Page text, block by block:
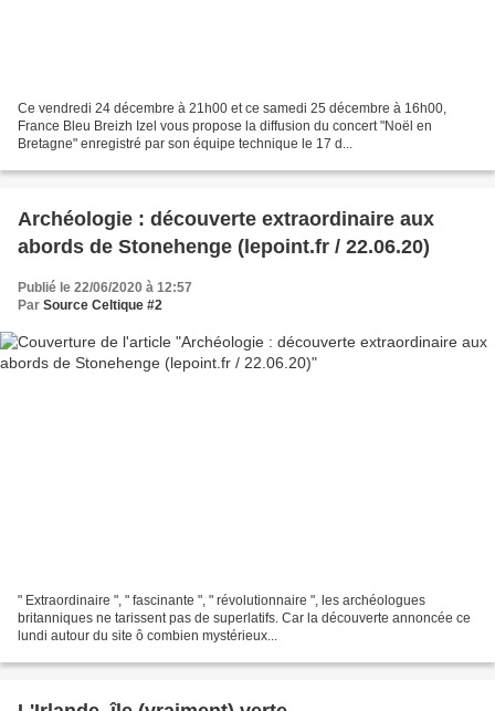
Ce vendredi 24 décembre à 21h00 et ce samedi 25 décembre à 16h00,
France Bleu Breizh Izel vous propose la diffusion du concert "Noël en
Bretagne" enregistré par son équipe technique le 17 d...
Archéologie : découverte extraordinaire aux
abords de Stonehenge (lepoint.fr / 22.06.20)
Publié le 22/06/2020 à 12:57
Par Source Celtique #2
" Extraordinaire ", " fascinante ", " révolutionnaire ", les archéologues
britanniques ne tarissent pas de superlatifs. Car la découverte annoncée ce
lundi autour du site ô combien mystérieux...